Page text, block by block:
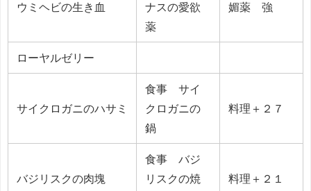
ウミヘビの生き血
ナスの愛欲
薬
媚薬 強
ローヤルゼリー
サイクロガニのハサミ
食事 サイ
クロガニの
鍋
料理＋２７
バジリスクの肉塊
食事 バジ
リスクの焼
料理＋２１